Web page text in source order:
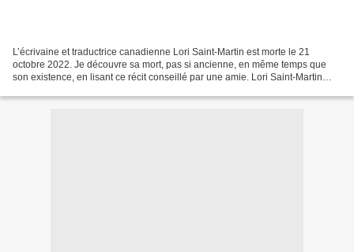
L’écrivaine et traductrice canadienne Lori Saint-Martin est morte le 21
octobre 2022. Je découvre sa mort, pas si ancienne, en même temps que
son existence, en lisant ce récit conseillé par une amie. Lori Saint-Martin